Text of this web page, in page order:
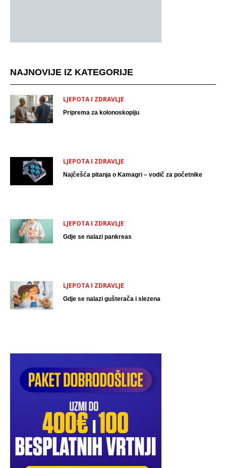
NAJNOVIJE IZ KATEGORIJE
LJEPOTA I ZDRAVLJE
Priprema za kolonoskopiju
LJEPOTA I ZDRAVLJE
Najčešća pitanja o Kamagri – vodič za početnike
LJEPOTA I ZDRAVLJE
Gdje se nalazi pankreas
LJEPOTA I ZDRAVLJE
Gdje se nalazi gušterača i slezena